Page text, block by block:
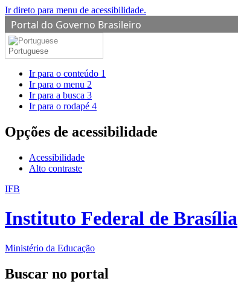
Ir direto para menu de acessibilidade.
Portal do Governo Brasileiro
Portuguese
Ir para o conteúdo 1
Ir para o menu 2
Ir para a busca 3
Ir para o rodapé 4
Opções de acessibilidade
Acessibilidade
Alto contraste
IFB
Instituto Federal de Brasília
Ministério da Educação
Buscar no portal